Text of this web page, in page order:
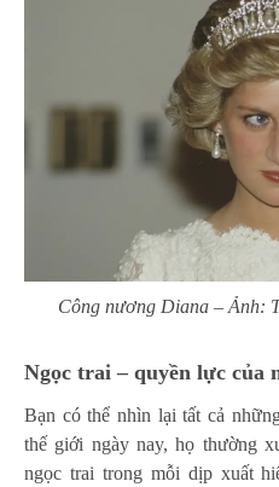
Công nương Diana – Ảnh:
Ngọc trai – quyền lực của
Bạn có thể nhìn lại tất cả
thế giới ngày nay, họ thường
ngọc trai trong mỗi dịp xuất